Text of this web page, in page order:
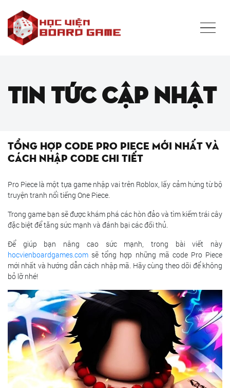
Tin tức cập nhật
Tổng Hợp Code Pro Piece Mới Nhất Và
Cách Nhập Code Chi Tiết
Pro Piece là một tựa game nhập vai trên Roblox, lấy cảm hứng từ bộ
truyện tranh nổi tiếng One Piece.
Trong game bạn sẽ được khám phá các hòn đảo và tìm kiếm trái cây
đặc biệt để tăng sức mạnh và đánh bại các đối thủ.
Để giúp bạn nâng cao sức mạnh, trong bài viết này
hocvienboardgames.com sẽ tổng hợp những mã code Pro Piece
mới nhất và hướng dẫn cách nhập mã. Hãy cùng theo dõi để không
bỏ lỡ nhé!